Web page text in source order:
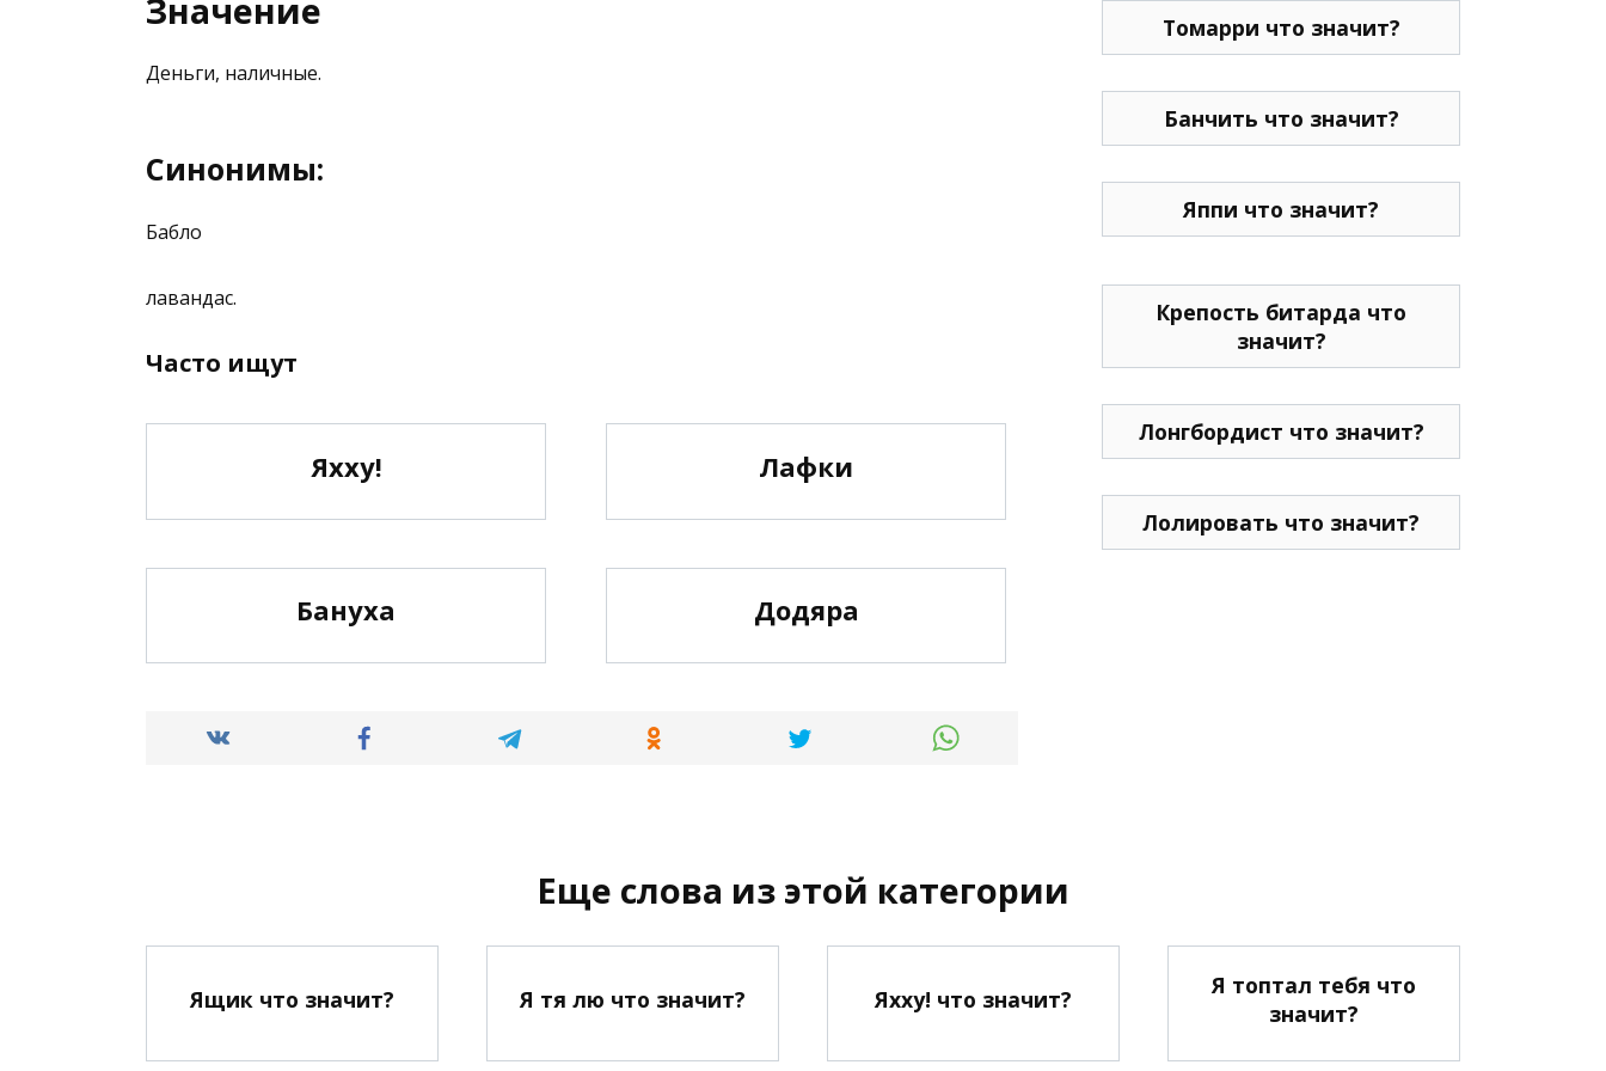
Значение
Деньги, наличные.
Синонимы:
Бабло
лавандас.
Часто ищут
Яхху! Лафки
Бануха Додяра
Томарри что значит?
Банчить что значит?
Яппи что значит?
Крепость битарда что
значит?
Лонгбордист что значит?
Лолировать что значит?
Еще слова из этой категории
Ящик что значит? Я тя лю что значит? Яхху! что значит?
Я топтал тебя что
значит?